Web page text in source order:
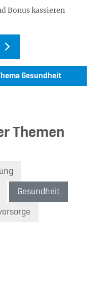
Bonus kassieren
Gesundheit
Themen
Gesundheit